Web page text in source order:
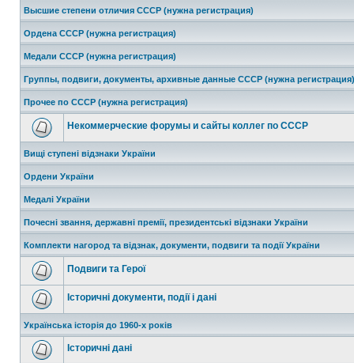
Высшие степени отличия СССР (нужна регистрация)
Ордена СССР (нужна регистрация)
Медали СССР (нужна регистрация)
Группы, подвиги, документы, архивные данные СССР (нужна регистрация)
Прочее по СССР (нужна регистрация)
Некоммерческие форумы и сайты коллег по СССР
Вищі ступені відзнаки України
Ордени України
Медалі України
Почесні звання, державні премії, президентські відзнаки України
Комплекти нагород та відзнак, документи, подвиги та події України
Подвиги та Герої
Історичні документи, події і дані
Українська історія до 1960-х років
Історичні дані